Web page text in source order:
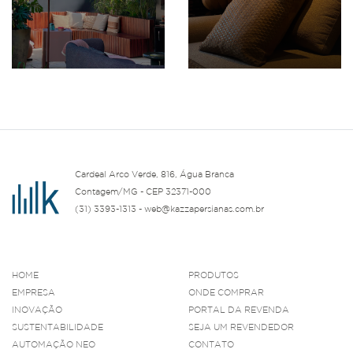
Cardeal Arco Verde, 816, Água Branca
Contagem/MG - CEP 32371-000
(31) 3393-1313 - web@kazzapersianas.com.br
HOME
EMPRESA
INOVAÇÃO
SUSTENTABILIDADE
AUTOMAÇÃO NEO
PRODUTOS
ONDE COMPRAR
PORTAL DA REVENDA
SEJA UM REVENDEDOR
CONTATO